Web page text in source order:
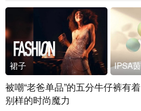
裙子
被嘲“老爸单品”的五分牛仔裤有着
别样的时尚魔力